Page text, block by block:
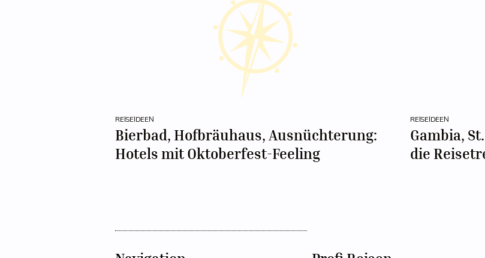
REISEIDEEN
Bierbad, Hofbräuhaus, Ausnüchterung:
Hotels mit Oktoberfest-Feeling
REISEIDEEN
Gambia,
die